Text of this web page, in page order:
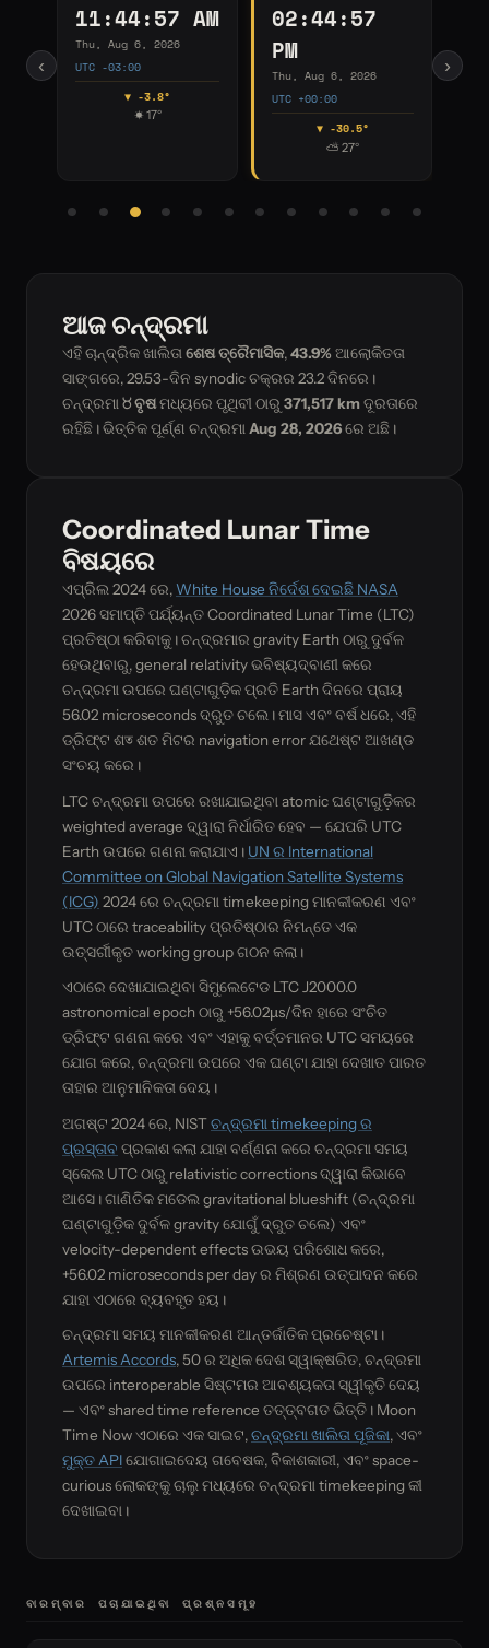
‹
03:44:58 PM
Thu, Aug 6, 2026
UTC +01:00
▼ -51.8°
04:44:58 PM
☀ 13°
›
ଆଜ ଚନ୍ଦ୍ରମା
ଏହି ଚାନ୍ଦ୍ରିକ ଖାଲିତା ଶେଷ ତ୍ରୈମାସିକ, 43.9% ଆଲୋକିତତା
ସାଙ୍ଗରେ, 29.53-ଦିନ synodic ଚକ୍ରର 23.2ଦିନରେ।
ଚନ୍ଦ୍ରମା ♉ ବୃଷମଧ୍ୟରେ ପୃଥିବୀ ଠାରୁ 371,517 kmଦୂରତାରେ
ରହିଛି। ଭିତ୍ତିକ ପୂର୍ଣ୍ଣ ଚନ୍ଦ୍ରମା Aug 28, 2026ରେ ଅଛି।
Coordinated Lunar Time
ବିଷୟରେ
ଏପ୍ରିଲ 2024 ରେ, White House ନିର୍ଦେଶ ଦେଇଛି NASA
2026 ସମାପ୍ତି ପର୍ଯ୍ୟନ୍ତ Coordinated Lunar Time (LTC)
ପ୍ରତିଷ୍ଠା କରିବାକୁ। ଚନ୍ଦ୍ରମାର gravity Earth ଠାରୁ ଦୁର୍ବଳ
ହେଉଥିବାରୁ, general relativity ଭବିଷ୍ୟଦ୍ବାଣୀ କରେ
ଚନ୍ଦ୍ରମା ଉପରେ ଘଣ୍ଟାଗୁଡ଼ିକ ପ୍ରତି Earth ଦିନରେ ପ୍ରାୟ
56.02 microseconds ଦ୍ରୁତ ଚଲେ। ମାସ ଏବଂ ବର୍ଷ ଧରେ, ଏହି
ଡ୍ରିଫ୍ଟ ଶত ଶତ ମିଟର navigation error ଯଥେଷ୍ଟ ଆଖଣ୍ଡ
ସଂଚୟ କରେ।
LTC ଚନ୍ଦ୍ରମା ଉପରେ ରଖାଯାଇଥିବା atomic ଘଣ୍ଟାଗୁଡ଼ିକର
weighted average ଦ୍ୱାରା ନିର୍ଧାରିତ ହେବ — ଯେପରି UTC
Earth ଉପରେ ଗଣନା କରାଯାଏ। UN ର International
Committee on Global Navigation Satellite Systems
(ICG) 2024 ରେ ଚନ୍ଦ୍ରମା timekeeping ମାନକୀକରଣ ଏବଂ
UTC ଠାରେ traceability ପ୍ରତିଷ୍ଠାର ନିମନ୍ତେ ଏକ
ଉତ୍ସର୍ଗୀକୃତ working group ଗଠନ କଲା।
ଏଠାରେ ଦେଖାଯାଇଥିବା ସିମୁଲେଟେଡ LTC J2000.0
astronomical epoch ଠାରୁ +56.02µs/ଦିନ ହାରେ ସଂଚିତ
ଡ୍ରିଫ୍ଟ ଗଣନା କରେ ଏବଂ ଏହାକୁ ବର୍ତ୍ତମାନର UTC ସମୟରେ
ଯୋଗ କରେ, ଚନ୍ଦ୍ରମା ଉପରେ ଏକ ଘଣ୍ଟା ଯାହା ଦେଖାତ ପାରତ
ତାହାର ଆନୁମାନିକତା ଦେୟ।
ଅଗଷ୍ଟ 2024 ରେ, NISTଚନ୍ଦ୍ରମା timekeeping ର
ପ୍ରସ୍ତାବ ପ୍ରକାଶ କଲା ଯାହା ବର୍ଣ୍ଣନା କରେ ଚନ୍ଦ୍ରମା ସମୟ
ସ୍କେଲ UTC ଠାରୁ relativistic corrections ଦ୍ୱାରା କିଭାବେ
ଆସେ। ଗାଣିତିକ ମଡେଲ gravitational blueshift (ଚନ୍ଦ୍ରମା
ଘଣ୍ଟାଗୁଡ଼ିକ ଦୁର୍ବଳ gravity ଯୋଗୁଁ ଦ୍ରୁତ ଚଲେ) ଏବଂ
velocity-dependent effects ଉଭୟ ପରିଶୋଧ କରେ,
+56.02 microseconds per day ର ମିଶ୍ରଣ ଉତ୍ପାଦନ କରେ
ଯାହା ଏଠାରେ ବ୍ୟବହୃତ ହୟ।
ଚନ୍ଦ୍ରମା ସମୟ ମାନକୀକରଣ ଆନ୍ତର୍ଜାତିକ ପ୍ରଚେଷ୍ଟା।
Artemis Accords, 50 ର ଅଧିକ ଦେଶ ସ୍ୱାକ୍ଷରିତ, ଚନ୍ଦ୍ରମା
ଉପରେ interoperable ସିଷ୍ଟମର ଆବଶ୍ୟକତା ସ୍ୱୀକୃତି ଦେୟ
— ଏବଂ shared time reference ତତ୍ତ୍ବଗତ ଭିତ୍ତି। Moon
Time Now ଏଠାରେ ଏକ ସାଇଟ,ଚନ୍ଦ୍ରମା ଖାଲିତା ପୂଜିକା, ଏବଂ
ମୁକ୍ତ APIଯୋଗାଇଦେୟ ଗବେଷକ, ବିକାଶକାରୀ, ଏବଂ space-
curious ଲୋକଙ୍କୁ ଚାଲୁ ମଧ୍ୟରେ ଚନ୍ଦ୍ରମା timekeeping କୀ
ଦେଖାଇବା।
ବାରମ୍ବାର ପଚାଯାଇଥିବା ପ୍ରଶ୍ନସମୂହ